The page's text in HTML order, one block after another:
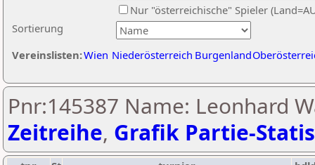
Sortierung
Nur "österreichische" Spieler
Vereinslisten:Wien Niederösterreich Burgenland
Pnr:145387 Name: Leonhard
Zeitreihe, Grafik Partie-